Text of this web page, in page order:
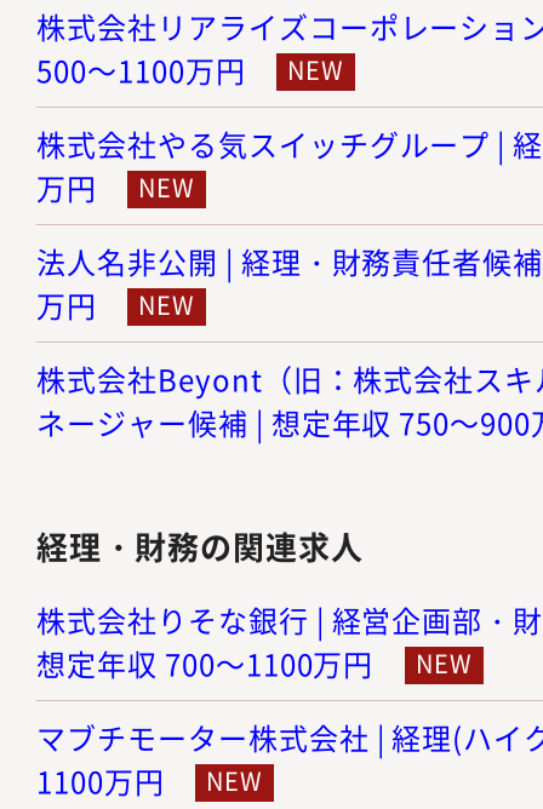
株式会社リアライズコーポレーショ
500～1100万円
株式会社やる気スイッチグループ |
万円
法人名非公開 | 経理・財務責任者候
万円
株式会社Beyont（旧：株式会社ス
ネージャー候補 | 想定年収 750～900
経理・財務の関連求人
株式会社りそな銀行 | 経営企画部・
想定年収 700～1100万円
マブチモーター株式会社 | 経理(ハイ
1100万円